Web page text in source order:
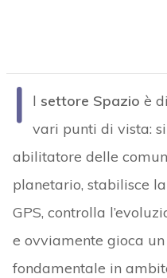
I l settore Spazio è
vari punti di vista:
abilitatore delle
planetario, stabilisce
GPS, controlla
e ovviamente gioca
fondamentale in